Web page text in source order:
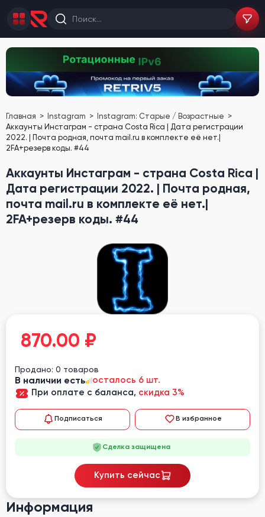
Главная Instagram
Instagram: Старые / Возрастные
Аккаунты Инстаграм - страна Costa Rica | Дата регистрации
2022. | Почта родная, почта mail.ru в комплекте её нет.|
2FA+резерв коды. #44
Аккаунты Инстаграм - страна Costa Rica |
Дата регистрации 2022. | Почта родная,
почта mail.ru в комплекте её нет.|
2FA+резерв коды. #44
Информация
870.00 ₽
Продано: 0 товаров
В наличии есть
осталось 6 шт.
При оплате с баланса, скидка 3%
Подписаться В избранное
Сделка защищена
Купить сейчас